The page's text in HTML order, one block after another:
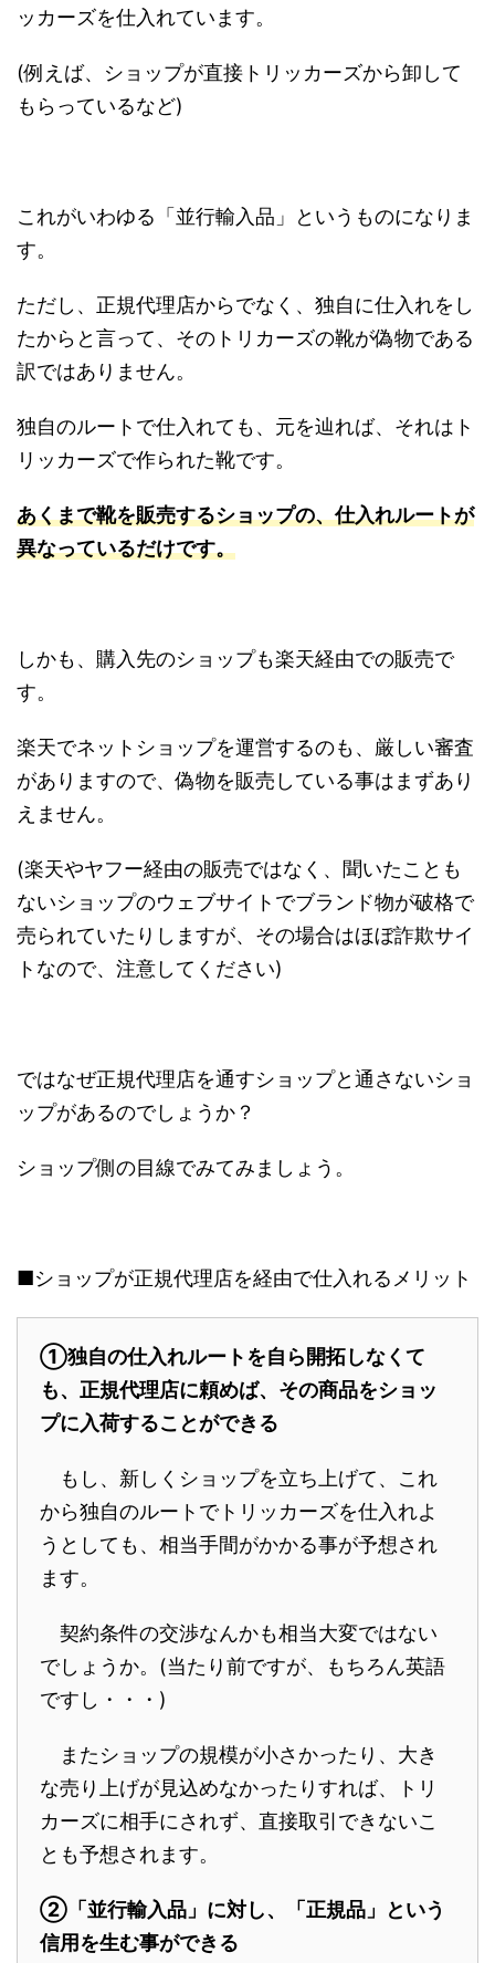
ッカーズを仕入れています。
(例えば、ショップが直接トリッカーズから卸して
もらっているなど)
これがいわゆる「並行輸入品」というものになりま
す。
ただし、正規代理店からでなく、独自に仕入れをし
たからと言って、そのトリカーズの靴が偽物である
訳ではありません。
独自のルートで仕入れても、元を辿れば、それはト
リッカーズで作られた靴です。
あくまで靴を販売するショップの、仕入れルートが
異なっているだけです。
しかも、購入先のショップも楽天経由での販売で
す。
楽天でネットショップを運営するのも、厳しい審査
がありますので、偽物を販売している事はまずあり
えません。
(楽天やヤフー経由の販売ではなく、聞いたことも
ないショップのウェブサイトでブランド物が破格で
売られていたりしますが、その場合はほぼ詐欺サイ
トなので、注意してください)
ではなぜ正規代理店を通すショップと通さないショ
ップがあるのでしょうか？
ショップ側の目線でみてみましょう。
■ショップが正規代理店を経由で仕入れるメリット
①独自の仕入れルートを自ら開拓しなくて
も、正規代理店に頼めば、その商品をショッ
プに入荷することができる
もし、新しくショップを立ち上げて、これ
から独自のルートでトリッカーズを仕入れよ
うとしても、相当手間がかかる事が予想され
ます。
契約条件の交渉なんかも相当大変ではない
でしょうか。 (当たり前ですが、もちろん英語
ですし・・・ )
またショップの規模が小さかったり、大き
な売り上げが見込めなかったりすれば、トリ
カーズに相手にされず、直接取引できないこ
とも予想されます。
②「並行輸入品」に対し、「正規品」という
信用を生む事ができる